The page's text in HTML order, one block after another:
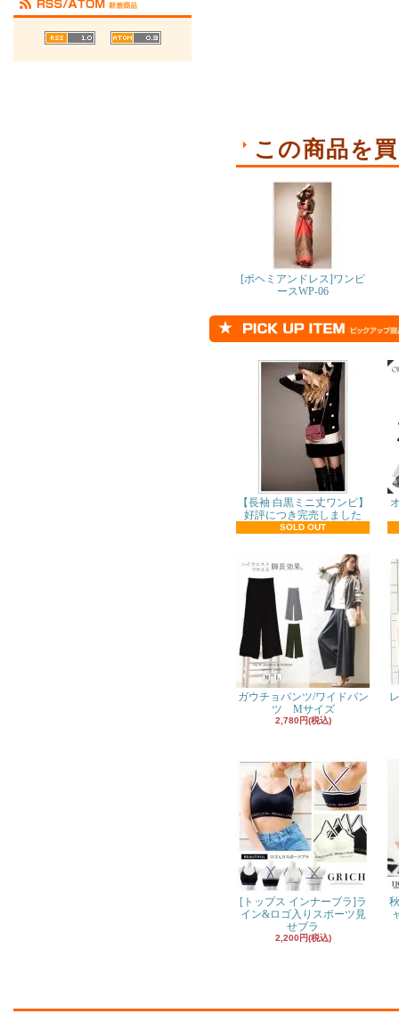
この商品を
[ボヘミアンドレス]ワンピ
ースWP-06
【長袖 白黒ミニ丈ワンピ】
好評につき完売しました
SOLD OUT
ガウチョパンツ/ワイドパン
ツ Mサイズ
2,780円(税込)
[トップス インナーブラ]ラ
イン&ロゴ入りスポーツ見
せブラ
2,200円(税込)